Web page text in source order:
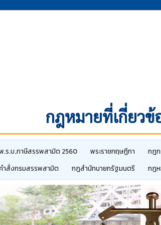
กฎหมายที่เกี่ยว
.ร.บ.ภาษีสรรพสามิต 2560 พระราชกฤษฎีกา กฎก
ำสั่งกรมสรรพสามิต
กฎสํานักนายกรัฐมนตรี กฎ